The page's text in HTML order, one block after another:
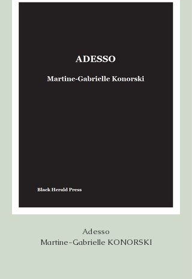
Adesso
Martine-Gabrielle KONORSKI